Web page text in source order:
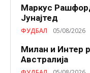
Маркус
Јунајтед
ФУДБАЛ 05/08/2026
Милан и Интер
Австралија